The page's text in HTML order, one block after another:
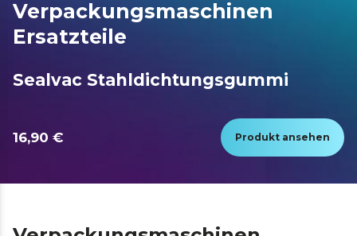
Verpackungsmaschinen
Ersatzteile
Sealvac Stahldichtungsgummi
16,90 € Produkt ansehen